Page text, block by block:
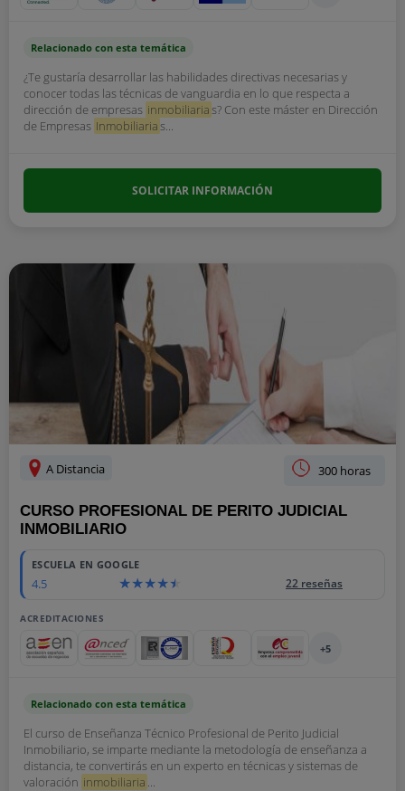
Relacionado con esta temática
¿Te gustaría desarrollar las habilidades directivas necesarias y
conocer todas las técnicas de vanguardia en lo que respecta a
dirección de empresas inmobiliarias? Con este máster en Dirección
de Empresas Inmobiliarias...
SOLICITAR INFORMACIÓN
A Distancia 300 horas
CURSO PROFESIONAL DE PERITO JUDICIAL
INMOBILIARIO
ESCUELA EN GOOGLE
4.5 22 reseñas
ACREDITACIONES
+5
Relacionado con esta temática
El curso de Enseñanza Técnico Profesional de Perito Judicial
Inmobiliario, se imparte mediante la metodología de enseñanza a
distancia, te convertirás en un experto en técnicas y sistemas de
valoración inmobiliaria ...